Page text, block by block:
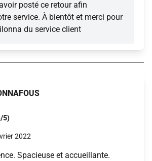
posté ce retour afin
service. À bientôt et merci pour
du service client
5)
2022
Spacieuse et accueillante.